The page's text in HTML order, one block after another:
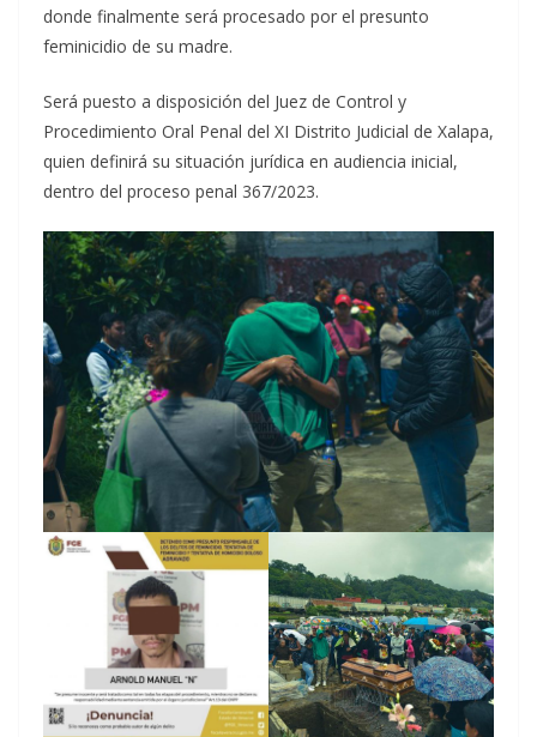
donde finalmente será procesado por el presunto
feminicidio de su madre.
Será puesto a disposición del Juez de Control y
Procedimiento Oral Penal del XI Distrito Judicial de Xalapa,
quien definirá su situación jurídica en audiencia inicial,
dentro del proceso penal 367/2023.